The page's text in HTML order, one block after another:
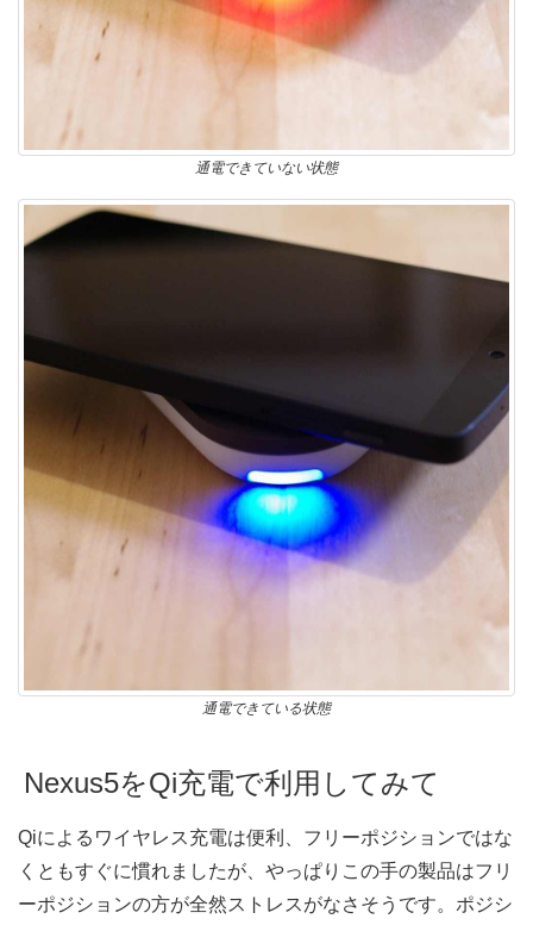
通電できていない状態
通電できている状態
Nexus5をQi充電で利用してみて
Qiによるワイヤレス充電は便利、フリーポジションではな
くともすぐに慣れましたが、やっぱりこの手の製品はフリ
ーポジションの方が全然ストレスがなさそうです。ポジシ